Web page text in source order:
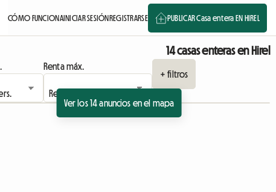
CÓMO FUNCIONAINICIAR SESIÓNREGISTRARSE PUBLICAR Casa entera EN HIREL
14 casas enteras en Hirel
Renta máx.
+ filtros
Ver los 14 anuncios en el mapa